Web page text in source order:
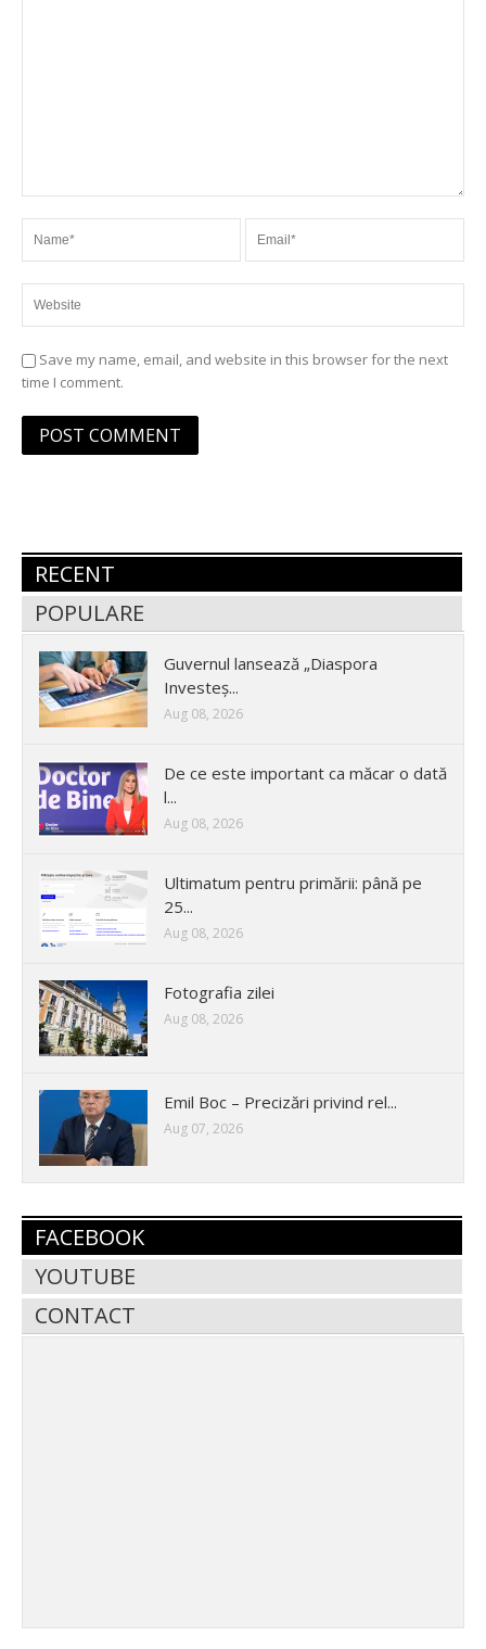
Save my name, email, and website in this browser for the next
time I comment.
RECENT
POPULARE
Guvernul lansează „Diaspora
Investeș...
Aug 08, 2026
De ce este important ca măcar o dată
l...
Aug 08, 2026
Ultimatum pentru primării: până pe
25...
Aug 08, 2026
Fotografia zilei
Aug 08, 2026
Emil Boc – Precizări privind rel...
Aug 07, 2026
FACEBOOK
YOUTUBE
CONTACT